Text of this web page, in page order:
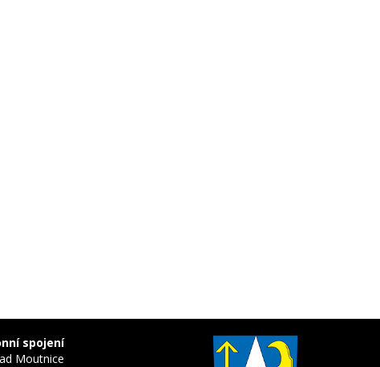
spojení
Moutnice